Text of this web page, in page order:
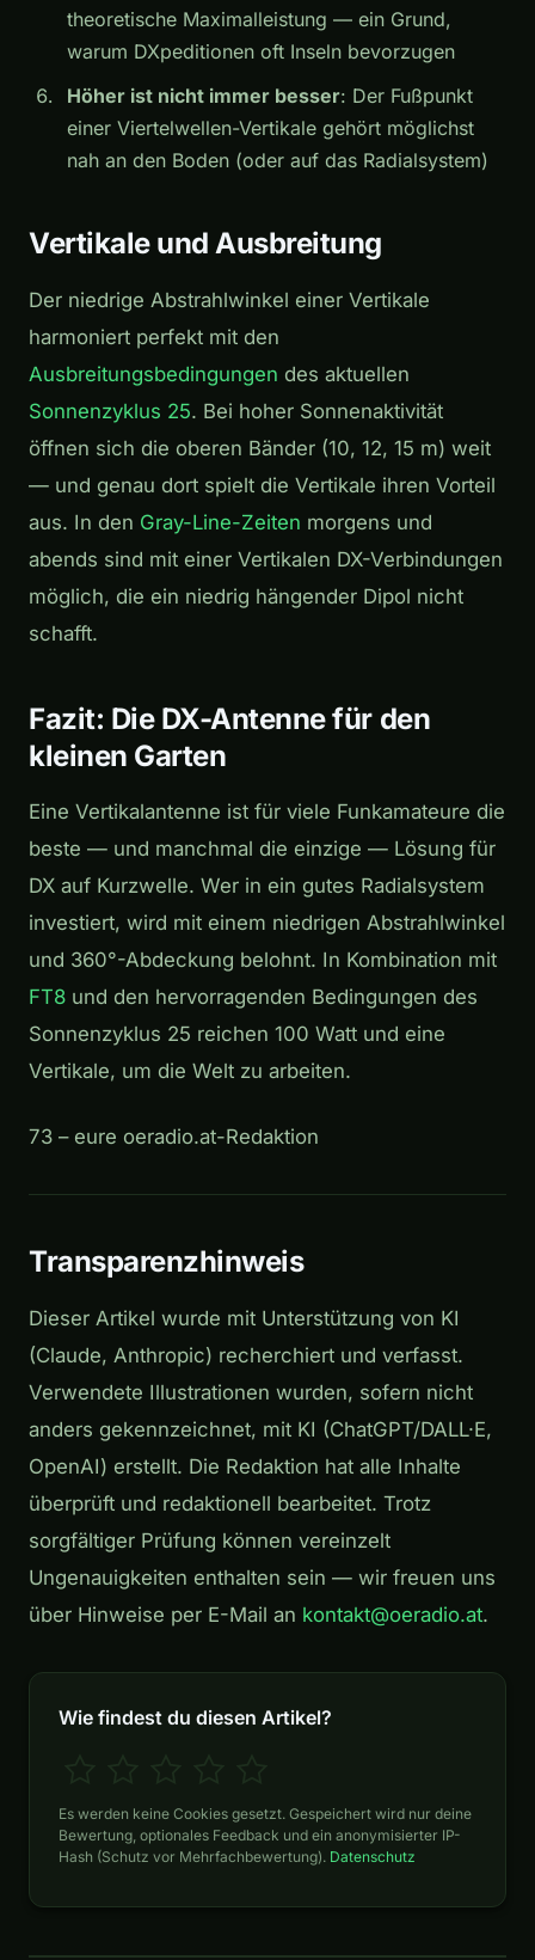
theoretische Maximalleistung — ein Grund,
warum DXpeditionen oft Inseln bevorzugen
Höher ist nicht immer besser: Der Fußpunkt
einer Viertelwellen-Vertikale gehört möglichst
nah an den Boden (oder auf das Radialsystem)
Vertikale und Ausbreitung
Der niedrige Abstrahlwinkel einer Vertikale
harmoniert perfekt mit den
Ausbreitungsbedingungen des aktuellen
Sonnenzyklus 25. Bei hoher Sonnenaktivität
öffnen sich die oberen Bänder (10, 12, 15 m) weit
— und genau dort spielt die Vertikale ihren Vorteil
aus. In den Gray-Line-Zeiten morgens und
abends sind mit einer Vertikalen DX-Verbindungen
möglich, die ein niedrig hängender Dipol nicht
schafft.
Fazit: Die DX-Antenne für den
kleinen Garten
Eine Vertikalantenne ist für viele Funkamateure die
beste — und manchmal die einzige — Lösung für
DX auf Kurzwelle. Wer in ein gutes Radialsystem
investiert, wird mit einem niedrigen Abstrahlwinkel
und 360°-Abdeckung belohnt. In Kombination mit
FT8 und den hervorragenden Bedingungen des
Sonnenzyklus 25 reichen 100 Watt und eine
Vertikale, um die Welt zu arbeiten.
73 – eure oeradio.at-Redaktion
Transparenzhinweis
Dieser Artikel wurde mit Unterstützung von KI
(Claude, Anthropic) recherchiert und verfasst.
Verwendete Illustrationen wurden, sofern nicht
anders gekennzeichnet, mit KI (ChatGPT/DALL·E,
OpenAI) erstellt. Die Redaktion hat alle Inhalte
überprüft und redaktionell bearbeitet. Trotz
sorgfältiger Prüfung können vereinzelt
Ungenauigkeiten enthalten sein — wir freuen uns
über Hinweise per E-Mail an kontakt@oeradio.at.
Wie findest du diesen Artikel?
Es werden keine Cookies gesetzt. Gespeichert wird nur deine
Bewertung, optionales Feedback und ein anonymisierter IP-
Hash (Schutz vor Mehrfachbewertung). Datenschutz